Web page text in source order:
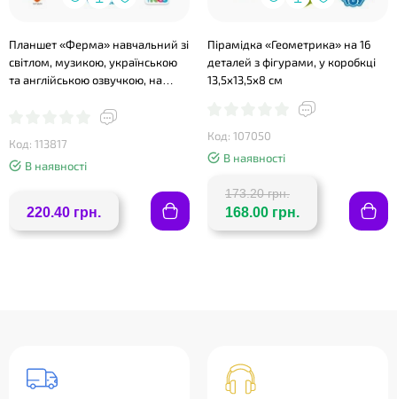
Планшет «Ферма» навчальний зі
світлом, музикою, українською
та англійською озвучкою, на
Код: 113817
В наявності
220.40 грн.
Пірамідка «Геометрика» на 16
деталей з фігурами, у коробкці
13,5х13,5х8 см
Код: 107050
В наявності
173.20 грн.
168.00 грн.